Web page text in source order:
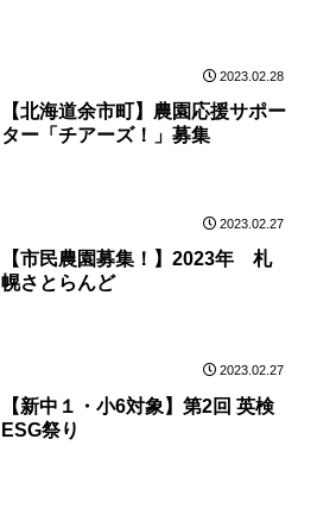
2023.02.28
【北海道余市町】農園応援サポー
ター「チアーズ！」募集
2023.02.27
【市民農園募集！】2023年 札
幌さとらんど
2023.02.27
【新中１・小6対象】第2回 英検
ESG祭り